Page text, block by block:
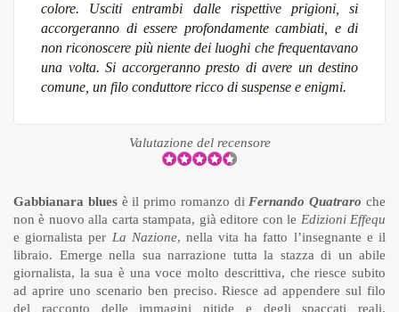
colore. Usciti entrambi dalle rispettive prigioni, si
accorgeranno di essere profondamente cambiati, e di
non riconoscere più niente dei luoghi che frequentavano
una volta. Si accorgeranno presto di avere un destino
comune, un filo conduttore ricco di suspense e enigmi.
Valutazione del recensore
Gabbianara bluesè il primo romanzo di Fernando Quatraro che
non è nuovo alla carta stampata, già editore con le Edizioni Effequ
e giornalista per La Nazione, nella vita ha fatto l’insegnante e il
libraio. Emerge nella sua narrazione tutta la stazza di un abile
giornalista, la sua è una voce molto descrittiva, che riesce subito
ad aprire uno scenario ben preciso. Riesce ad appendere sul filo
del racconto delle immagini nitide e degli spaccati reali,